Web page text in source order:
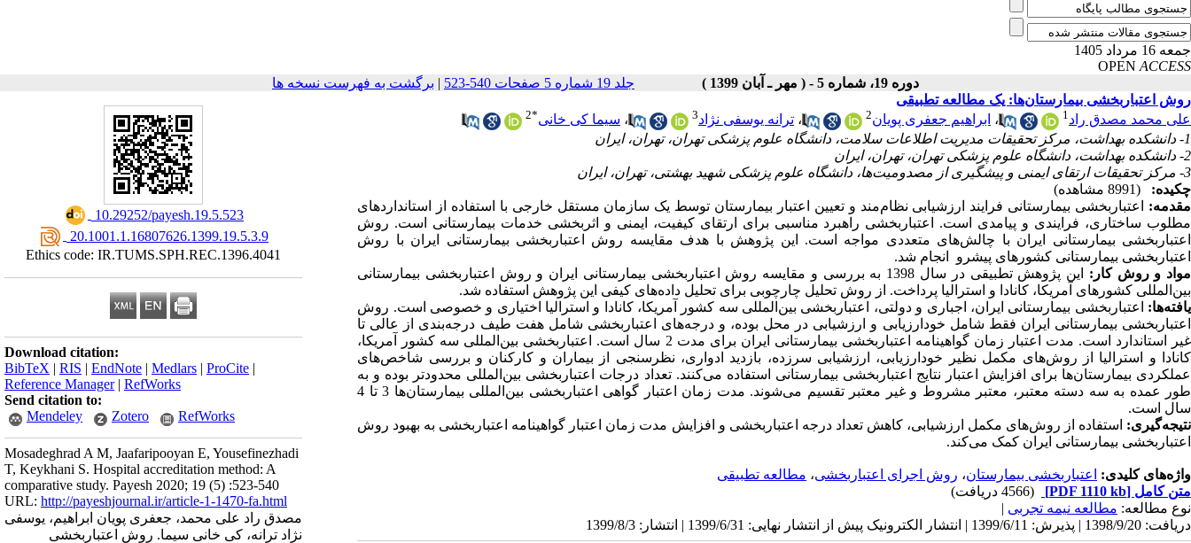
جمعه 16 مرداد 1405
OPEN ACCESS
دوره 19، شماره 5 - ( مهر ـ آبان 1399 )
جلد 19 شماره 5 صفحات 540-523 | برگشت به فهرست نسخه ها
‎ 10.29252/payesh.19.5.523
‎ 20.1001.1.16807626.1399.19.5.3.9
Ethics code: IR.TUMS.SPH.REC.1396.4041
Download citation:
BibTeX | RIS | EndNote | Medlars | ProCite |
Reference Manager| RefWorks
Send citation to:
Mendeley
Zotero RefWorks
Mosadeghrad A M, Jaafaripooyan E, Yousefinezhadi
T, Keykhani S. Hospital accreditation method: A
comparative study. Payesh 2020; 19 (5) :523-540
URL: http://payeshjournal.ir/article-1-1470-fa.html
مصدق راد علی محمد، جعفری پویان ابراهیم، یوسفی
نژاد ترانه، کی خانی سیما. روش اعتباربخشی
روش اعتباربخشی بیمارستان‌ها: یک مطالعه تطبیقی
علی محمد مصدق راد1 ، ابراهیم جعفری پویان2 ، ترانه یوسفی نژاد3 ، سیما کی خانی*
2
1- دانشکده بهداشت، مرکز تحقیقات مدیریت اطلاعات سلامت، دانشگاه علوم پزشکی تهران، تهران، ایران
2- دانشکده بهداشت، دانشگاه علوم پزشکی تهران، تهران، ایران
3- مرکز تحقیقات ارتقای ایمنی و پیشگیری از مصدومیت‌ها، دانشگاه علوم پزشکی شهید بهشتی، تهران، ایران
چکیده:
(8991 مشاهده)
مقدمه: اعتباربخشی بیمارستانی فرایند ارزشیابی نظام‌مند و تعیین اعتبار بیمارستان توسط یک سازمان مستقل خارجی با استفاده از استانداردهای
مطلوب ساختاری، فرایندی و پیامدی است. اعتباربخشی راهبرد مناسبی برای ارتقای کیفیت، ایمنی و اثربخشی خدمات بیمارستانی است. روش
اعتباربخشی بیمارستانی ایران با چالش‌های متعددی مواجه است. این پژوهش با هدف مقایسه روش اعتباربخشی بیمارستانی ایران با روش
اعتباربخشی بیمارستانی کشورهای پیشرو انجام شد.
مواد و روش کار:
این پژوهش تطبیقی در سال 1398 به بررسی و مقایسه روش اعتباربخشی بیمارستانی ایران و روش اعتباربخشی بیمارستانی
بین‌المللی کشورهای آمریکا، کانادا و استرالیا پرداخت. از روش تحلیل چارچوبی برای تحلیل داده‌های کیفی این پژوهش استفاده شد.
یافته‌ها:
اعتباربخشی بیمارستانی ایران، اجباری و دولتی، اعتباربخشی بین‌المللی سه کشور آمریکا، کانادا و استرالیا اختیاری و خصوصی است. روش
اعتباربخشی بیمارستانی ایران فقط شامل خودارزیابی و ارزشیابی در محل بوده، و درجه‌های اعتباربخشی شامل هفت طیف درجه‌بندی از عالی تا
غیر استاندارد است. مدت اعتبار زمان گواهینامه اعتباربخشی بیمارستانی ایران برای مدت 2 سال است.
اعتباربخشی بین‌المللی سه کشور آمریکا،
کانادا و استرالیا از روش‌های مکمل نظیر
خودارزیابی، ارزشیابی سرزده، بازدید ادواری، نظرسنجی از بیماران و کارکنان و بررسی شاخص‌های
عملکردی بیمارستان‌ها برای افزایش اعتبار نتایج اعتباربخشی بیمارستانی استفاده می‌کنند. تعداد درجات اعتباربخشی بین‌المللی محدودتر بوده و به
طور عمده به سه دسته معتبر، معتبر مشروط و غیر معتبر تقسیم می‌شوند. مدت زمان اعتبار گواهی اعتباربخشی بین‌المللی بیمارستان‌ها 3 تا 4
سال است.
نتیجه‌گیری: استفاده از روش‌های مکمل ارزشیابی، کاهش تعداد درجه‌ اعتباربخشی و افزایش مدت زمان اعتبار گواهینامه اعتباربخشی به بهبود روش
اعتباربخشی بیمارستانی ایران کمک می‌کند.
واژه‌های کلیدی: اعتباربخشی بیمارستان، روش اجرای اعتباربخشی، مطالعه تطبیقی
متن کامل [PDF 1110 kb]
(4566 دریافت)
نوع مطالعه: مطالعه نیمه تجربی |
دریافت: 1398/9/20 | پذیرش: 1399/6/11 | انتشار الکترونیک پیش از انتشار نهایی: 1399/6/31 | انتشار: 1399/8/3